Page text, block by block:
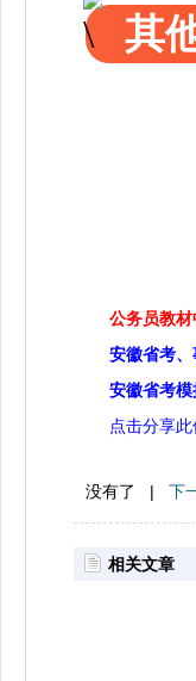
其
公务员教
安徽省考
安徽省考
点击分享此
没有了 | 下
相关文章